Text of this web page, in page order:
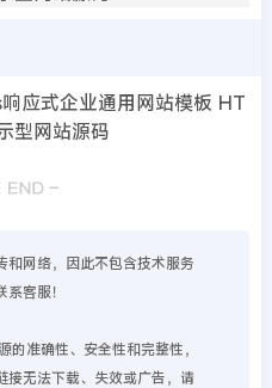
和网络，因此不包含技术服务
客服！
准确性、安全性和完整性，
接无法下载、失效或广告，请